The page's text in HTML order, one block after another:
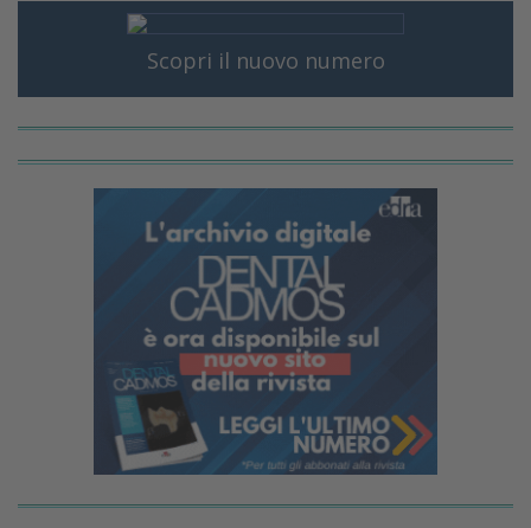
PGR: PROSTHETICALLY
REGENERATION
Scopri il nuovo numero